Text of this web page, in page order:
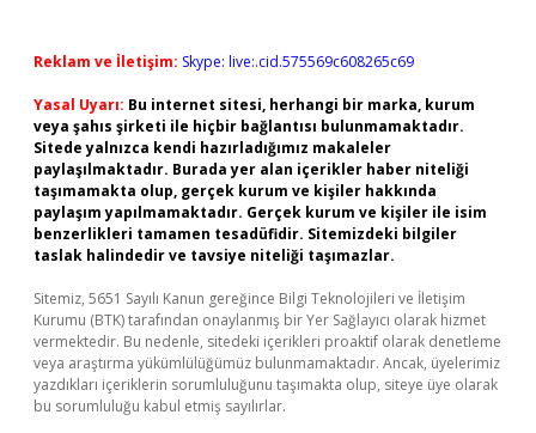
Reklam ve İletişim: Skype: live:.cid.575569c608265c69
Yasal Uyarı: Bu internet sitesi, herhangi bir marka, kurum
veya şahıs şirketi ile hiçbir bağlantısı bulunmamaktadır.
Sitede yalnızca kendi hazırladığımız makaleler
paylaşılmaktadır. Burada yer alan içerikler haber niteliği
taşımamakta olup, gerçek kurum ve kişiler hakkında
paylaşım yapılmamaktadır. Gerçek kurum ve kişiler ile isim
benzerlikleri tamamen tesadüfidir. Sitemizdeki bilgiler
taslak halindedir ve tavsiye niteliği taşımazlar.
Sitemiz, 5651 Sayılı Kanun gereğince Bilgi Teknolojileri ve İletişim
Kurumu (BTK) tarafından onaylanmış bir Yer Sağlayıcı olarak hizmet
vermektedir. Bu nedenle, sitedeki içerikleri proaktif olarak denetleme
veya araştırma yükümlülüğümüz bulunmamaktadır. Ancak, üyelerimiz
yazdıkları içeriklerin sorumluluğunu taşımakta olup, siteye üye olarak
bu sorumluluğu kabul etmiş sayılırlar.